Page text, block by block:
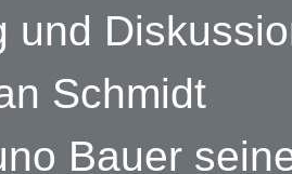
und
Schmidt
Bauer